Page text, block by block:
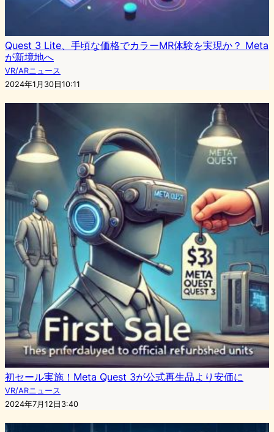
Quest 3 Lite、手頃な価格でカラーMR体験を実現か？ Meta
が新境地へ
VR/ARニュース
2024年1月30日10:11
初セール実施！Meta Quest 3が公式再生品より安価に
VR/ARニュース
2024年7月12日3:40